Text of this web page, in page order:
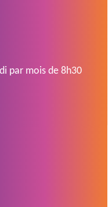
par mois de 8h30